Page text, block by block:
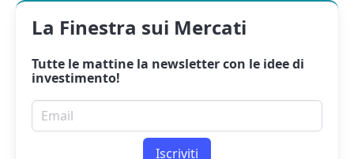
La Finestra sui Mercati
Tutte le mattine la newslettercon le idee di
investimento!
Email per newsletter
Iscriviti